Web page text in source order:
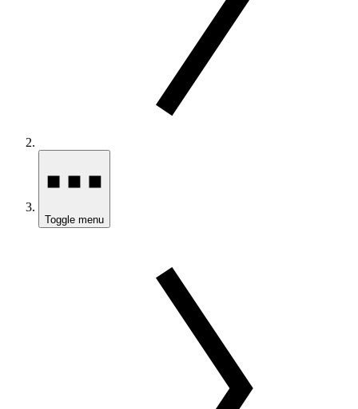
Toggle menu